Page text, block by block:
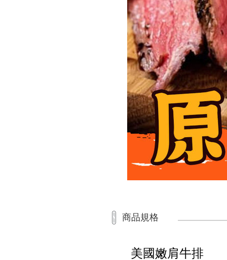
商品規格
美國嫩肩牛排